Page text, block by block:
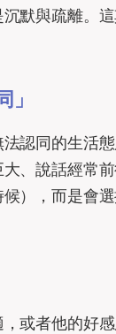
默與疏離。
認同的生活
、說話經常
），而是會
或者他的好